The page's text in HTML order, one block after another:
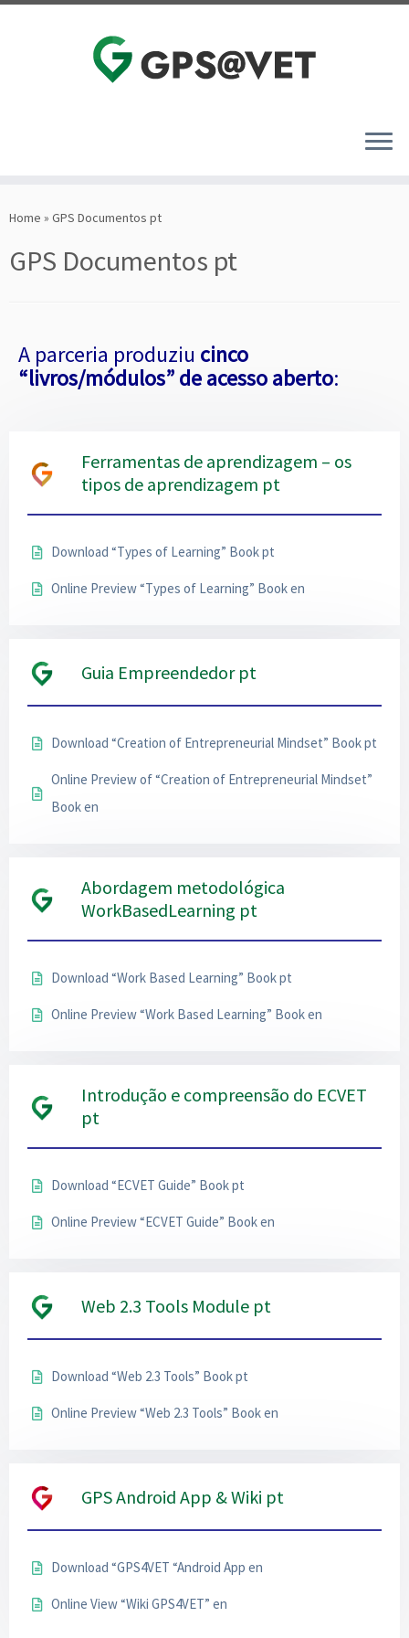
toHome » GPS Documentos pt
GPS Documentos pt
A parceria produziu cinco
“livros/módulos” de acesso aberto:
Ferramentas de aprendizagem – os
tipos de aprendizagem pt
Download “Types of Learning” Book pt
Online Preview “Types of Learning” Book en
Guia Empreendedor pt
Download “Creation of Entrepreneurial Mindset” Book pt
Online Preview of “Creation of Entrepreneurial Mindset”
Book en
Abordagem metodológica
WorkBasedLearning pt
Download “Work Based Learning” Book pt
Online Preview “Work Based Learning” Book en
Introdução e compreensão do ECVET
pt
Download “ECVET Guide” Book pt
Online Preview “ECVET Guide” Book en
Web 2.3 Tools Module pt
Download “Web 2.3 Tools” Book pt
Online Preview “Web 2.3 Tools” Book en
GPS Android App & Wiki pt
Download “GPS4VET “Android App en
Online View “Wiki GPS4VET” en